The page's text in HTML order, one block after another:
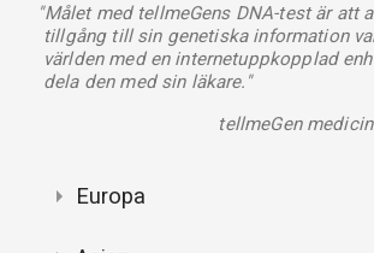
"Målet med tellmeGens DNA-test är att
tillgång till sin genetiska information
världen med en internetuppkopplad
dela den med sin läkare."
tellmeGen
Europa